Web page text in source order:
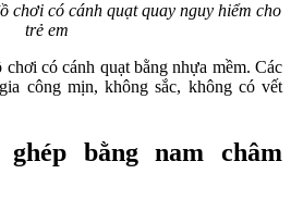
chơi có cánh quạt quay nguy hiểm cho
trẻ em
chơi có cánh quạt bằng nhựa mềm. Các
công mịn, không sắc, không có vết
bằng nam châm